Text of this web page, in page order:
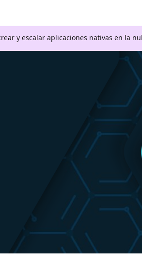
y escalar aplicaciones nativas en la